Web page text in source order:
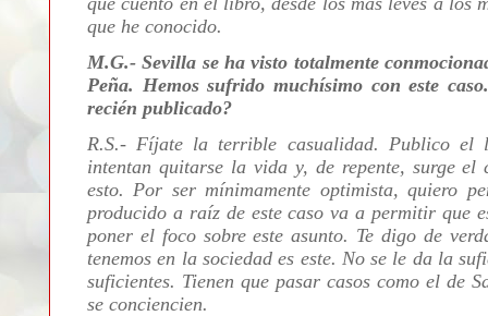
que he conocido.
M.G.- Sevilla se ha visto totalmente
Peña. Hemos sufrido muchísimo con este
recién publicado?
R.S.- Fíjate la terrible casualidad. Publico el
intentan quitarse la vida y, de repente, surge el
esto. Por ser mínimamente optimista, quiero
producido a raíz de este caso va a permitir que
poner el foco sobre este asunto. Te digo de
tenemos en la sociedad es este. No se le da la
suficientes. Tienen que pasar casos como el de
se conciencien.